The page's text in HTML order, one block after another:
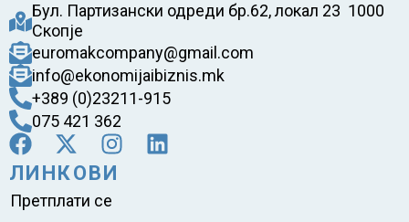
Бул. Партизански одреди бр.62, локал 23 1000
Скопје
euromakcompany@gmail.com
info@ekonomijaibiznis.mk
+389 (0)23211-915
075 421 362
ЛИНКОВИ
Претплати се